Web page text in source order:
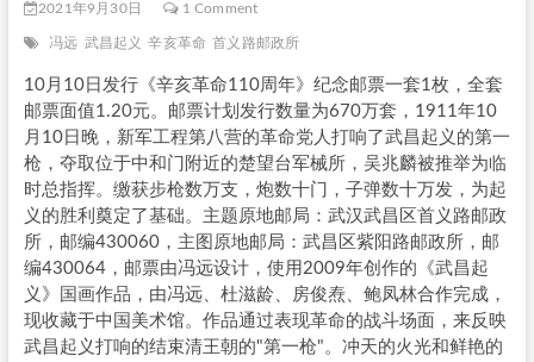
2021年9月30日 1 Comment
冯远 武昌起义 辛亥革命 首义路邮政所
10月10日发行《辛亥革命110周年》纪念邮票一套1枚，全套
邮票面值1.20元。邮票计划发行数量为670万套，1911年10
月10日晚，新军工程第八营的革命党人打响了武昌起义的第一
枪，夺取位于中和门附近的楚望台军械所，吴兆麟被推举为临
时总指挥。缴获步枪数万支，炮数十门，子弹数十万发，为起
义的胜利奠定了基础。主题原地邮局：武汉武昌区首义路邮政
所，邮编430060，主图原地邮局：武昌区紫阳路邮政所，邮
编430064，邮票由冯远设计，使用2009年创作的《武昌起
义》国画作品，由冯远、杜滋龄、房俊焘、鲍凤林合作完成，
现收藏于中国美术馆。作品通过表现革命的战斗场面，来反映
武昌起义打响的结束清王朝的"第一枪"。冲天的火光和鲜艳的